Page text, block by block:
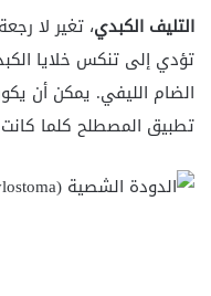
التليف الكبدي، تغير لا
تؤدي إلى تنكس خلايا
الضام الليفي. يمكن أن
تطبيق المصطلح كلما كانت